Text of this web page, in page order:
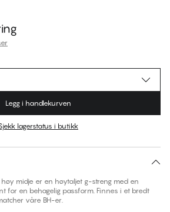
på dette produktet
Legg i handlekurven
lagerstatus i butikk
midje er en høytaljet g-streng med en
for en behagelig passform. Finnes i et bredt
våre BH-er.